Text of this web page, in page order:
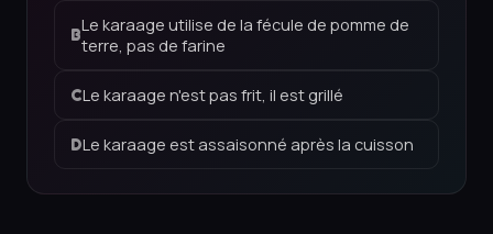
BLe karaage utilise de la fécule de pomme de
terre, pas de farine
CLe karaage n'est pas frit, il est grillé
DLe karaage est assaisonné après la cuisson